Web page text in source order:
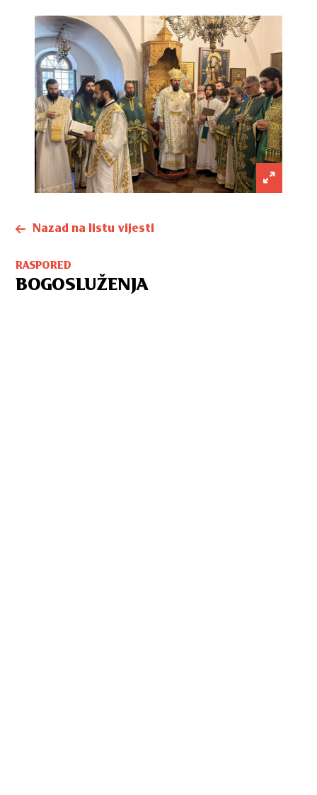
Nazad na listu vijesti
RASPORED
BOGOSLUŽENJA